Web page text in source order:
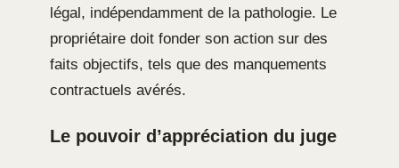
légal, indépendamment de la pathologie. Le
propriétaire doit fonder son action sur des
faits objectifs, tels que des manquements
contractuels avérés.
Le pouvoir d’appréciation du juge